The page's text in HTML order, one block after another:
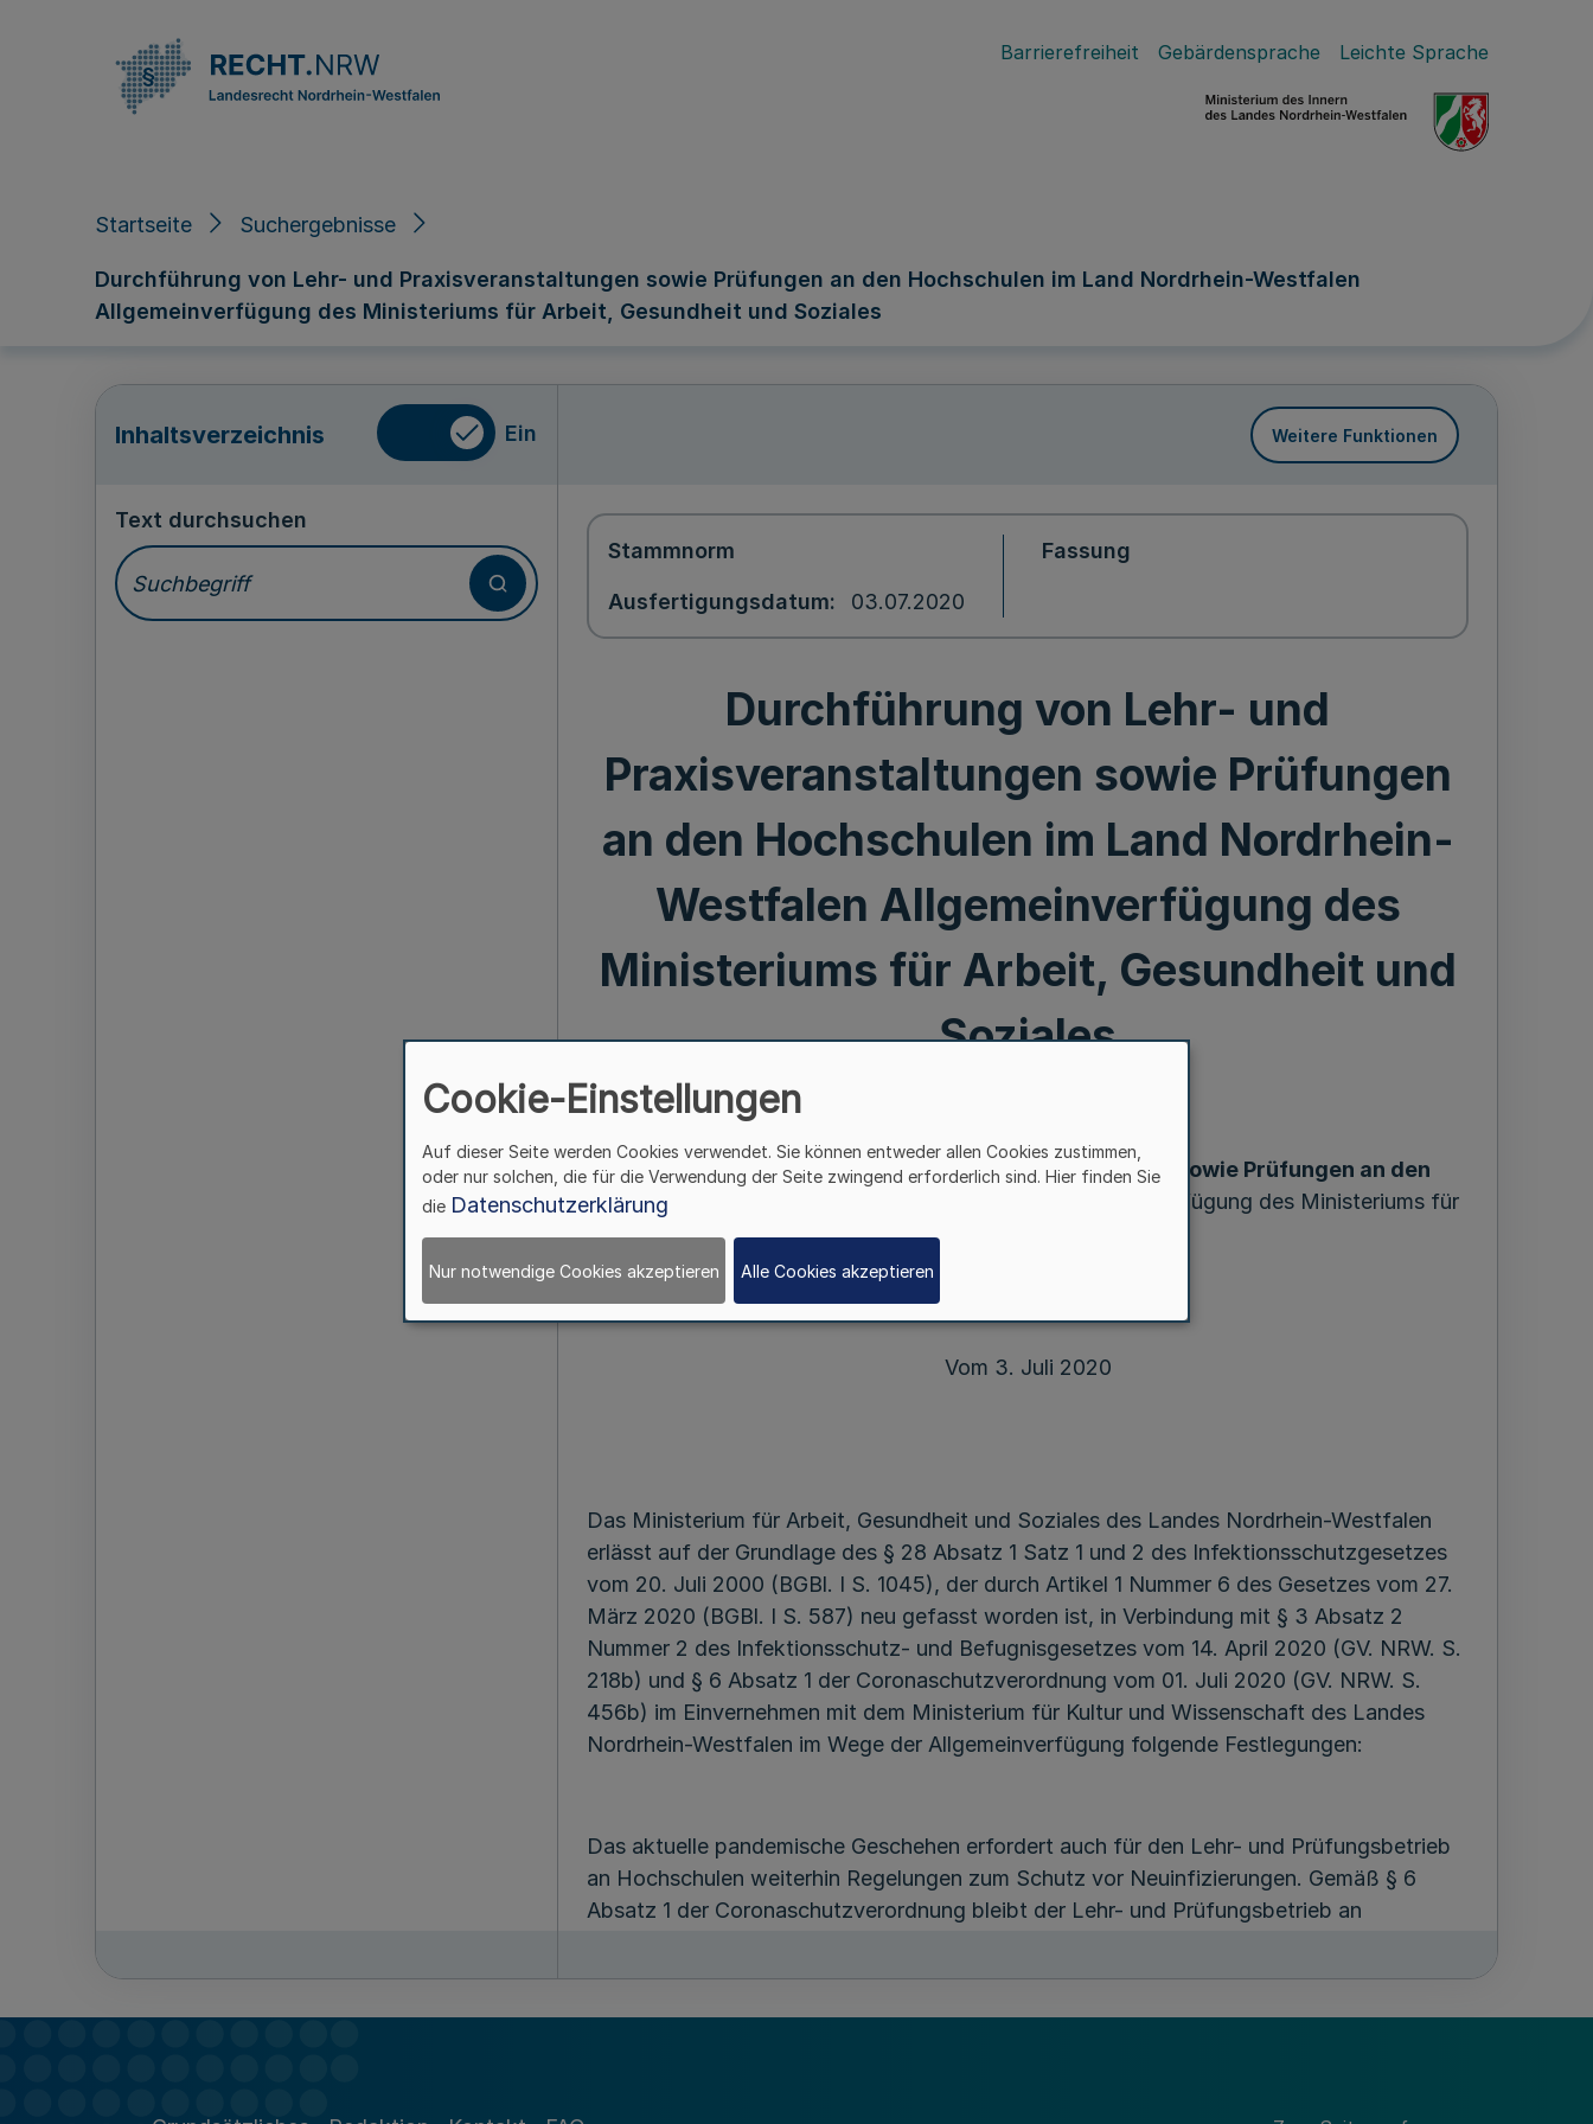
Barrierefreiheit Gebärdensprache Leichte Sprache
Startseite Suchergebnisse
Durchführung von Lehr- und Praxisveranstaltungen sowie Prüfungen an den Hochschulen im Land Nordrhein-Westfalen
Allgemeinverfügung des Ministeriums für Arbeit, Gesundheit und Soziales
Inhaltsverzeichnis Ein Weitere Funktionen
Text durchsuchen
Stammnorm
Ausfertigungsdatum 03.07.2020
Fassung
Durchführung von Lehr- und
Praxisveranstaltungen sowie Prüfungen
an den Hochschulen im Land Nordrhein-
Westfalen Allgemeinverfügung des
Ministeriums für Arbeit, Gesundheit und
Soziales
Durchführung von Lehr- und Praxisveranstaltungen sowie Prüfungen an den
Hochschulen im Land Nordrhein-Westfalen
Allgemeinverfügung des Ministeriums für
Gesundheit und Soziales
Vom 3. Juli 2020
Das Ministerium für Arbeit, Gesundheit und Soziales des Landes Nordrhein-Westfalen
erlässt auf der Grundlage des § 28 Absatz 1 Satz 1 und 2 des Infektionsschutzgesetzes
vom 20. Juli 2000 (BGBl. I S. 1045), der durch Artikel 1 Nummer 6 des Gesetzes vom 27.
März 2020 (BGBl. I S. 587) neu gefasst worden ist, in Verbindung mit § 3 Absatz 2
Nummer 2 des Infektionsschutz- und Befugnisgesetzes vom 14. April 2020 (GV. NRW. S.
218b) und § 6 Absatz 1 der Coronaschutzverordnung vom 01. Juli 2020 (GV. NRW. S.
456b) im Einvernehmen mit dem Ministerium für Kultur und Wissenschaft des Landes
Nordrhein-Westfalen im Wege der Allgemeinverfügung folgende Festlegungen:
Das aktuelle pandemische Geschehen erfordert auch für den Lehr- und Prüfungsbetrieb
an Hochschulen weiterhin Regelungen zum Schutz vor Neuinfizierungen. Gemäß § 6
Absatz 1 der Coronaschutzverordnung bleibt der Lehr- und Prüfungsbetrieb an
Infektionsschutzgesetzes zulässig.
Cookie-Einstellungen
Auf dieser Seite werden Cookies verwendet. Sie können entweder allen Cookies zustimmen,
oder nur solchen, die für die Verwendung der Seite zwingend erforderlich sind. Hier finden Sie
die Datenschutzerklärung
Nur notwendige Cookies akzeptieren Alle Cookies akzeptieren